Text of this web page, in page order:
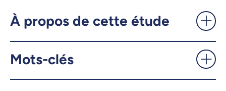
UdeMnouvelles
Facebook
À propos de cette étude
Mots-clés